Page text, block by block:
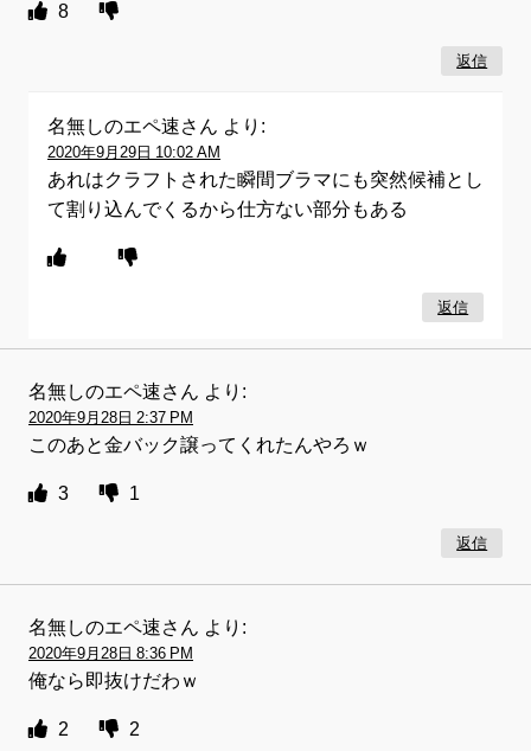
8
返信
名無しのエペ速さん より:
2020年9月29日 10:02 AM
あれはクラフトされた瞬間ブラマにも突然候補とし
て割り込んでくるから仕方ない部分もある
返信
名無しのエペ速さん より:
2020年9月28日 2:37 PM
このあと金バック譲ってくれたんやろｗ
3 1
返信
名無しのエペ速さん より:
2020年9月28日 8:36 PM
俺なら即抜けだわｗ
2 2